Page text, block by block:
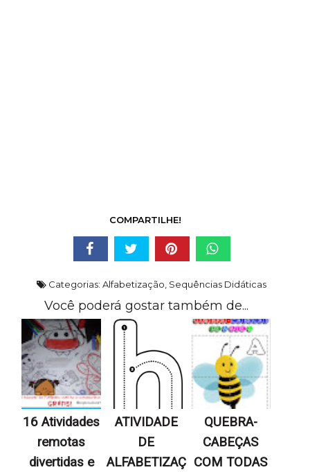
COMPARTILHE!
Categorias:Alfabetização Sequências Didáticas
Você poderá gostar também de...
16 Atividades
remotas
divertidas e
ATIVIDADE
DE
ALFABETIZAÇ
QUEBRA-
CABEÇAS
COM TODAS